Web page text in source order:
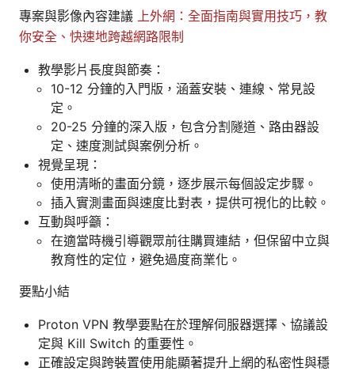
專案與影像內容建議 上外網：全面指南與實用技巧，教
你安全、快速地跨越網路限制
教學影片長度與節奏：
10-12 分鐘的入門版，涵蓋安裝、連線、常見設
定。
20-25 分鐘的深入版，包含分割隧道、路由器設
定、速度測試與案例分析。
視覺呈現：
使用清晰的畫面分鏡，逐步展示每個設定步驟。
插入實測畫面與速度比對表，提供可視化的比較。
互動與呼籲：
在適當時機引導觀眾前往購買連結，但保留中立與
教育性的定位，避免過度商業化。
要點小結
Proton VPN 教學要點在於理解伺服器選擇、協議設
定與 Kill Switch 的重要性。
正確設定與跨裝置使用能顯著提升上網的私密性與穩